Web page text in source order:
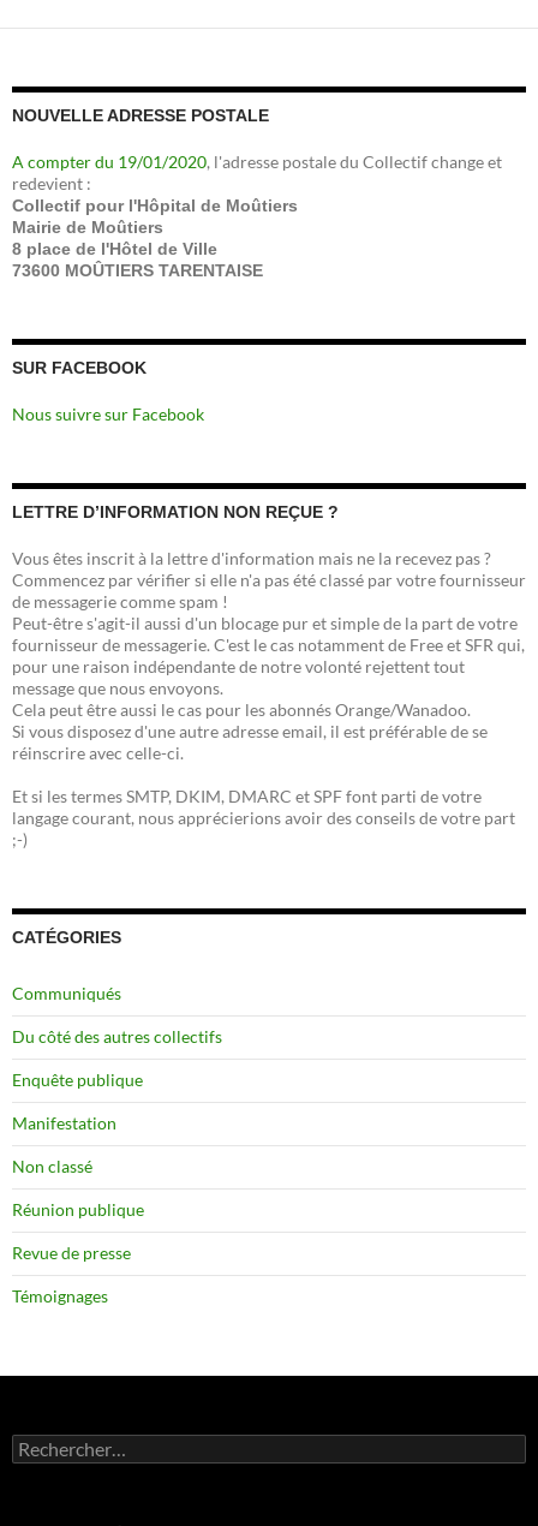
NOUVELLE ADRESSE POSTALE
A compter du 19/01/2020, l'adresse postale du Collectif change et
redevient :
Collectif pour l'Hôpital de Moûtiers
Mairie de Moûtiers
8 place de l'Hôtel de Ville
73600 MOÛTIERS TARENTAISE
SUR FACEBOOK
Nous suivre sur Facebook
LETTRE D’INFORMATION NON REÇUE ?
Vous êtes inscrit à la lettre d'information mais ne la recevez pas ?
Commencez par vérifier si elle n'a pas été classé par votre fournisseur
de messagerie comme spam !
Peut-être s'agit-il aussi d'un blocage pur et simple de la part de votre
fournisseur de messagerie. C'est le cas notamment de Free et SFR qui,
pour une raison indépendante de notre volonté rejettent tout
message que nous envoyons.
Cela peut être aussi le cas pour les abonnés Orange/Wanadoo.
Si vous disposez d'une autre adresse email, il est préférable de se
réinscrire avec celle-ci.
Et si les termes SMTP, DKIM, DMARC et SPF font parti de votre
langage courant, nous apprécierions avoir des conseils de votre part
;-)
CATÉGORIES
Communiqués
Du côté des autres collectifs
Enquête publique
Manifestation
Non classé
Réunion publique
Revue de presse
Témoignages
Rechercher :